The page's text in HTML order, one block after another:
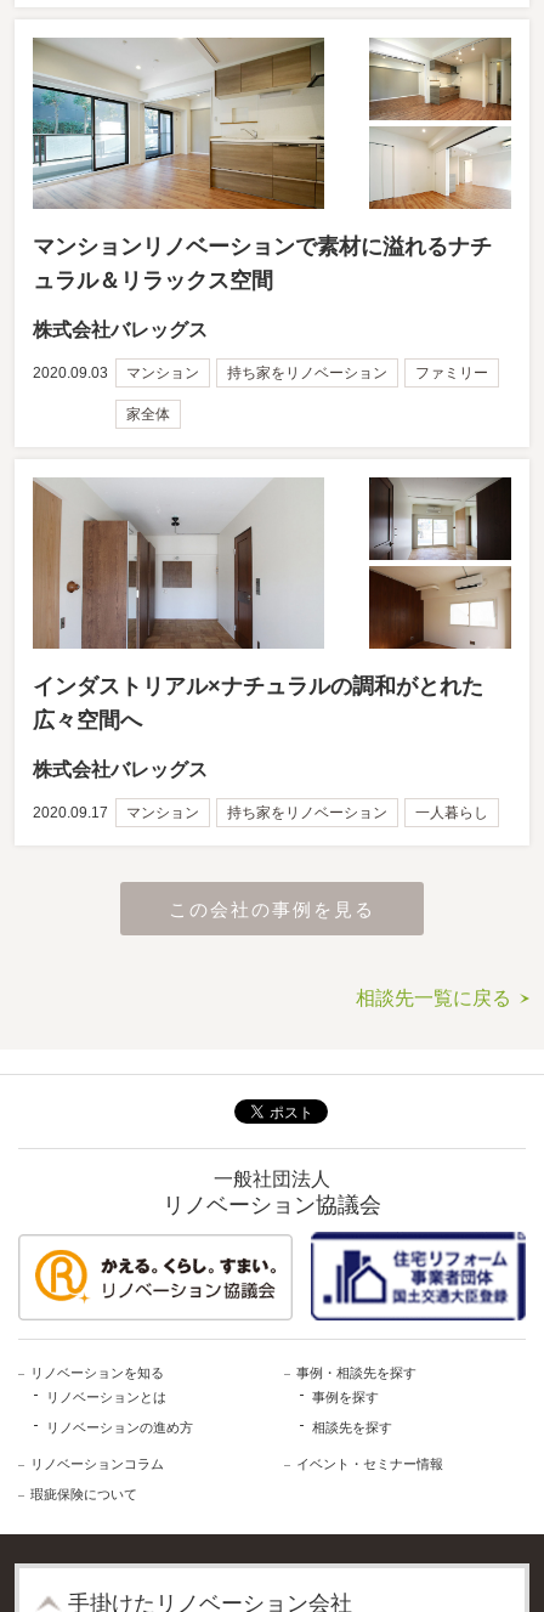
マンションリノベーションで素材に溢れるナチ
ュラル＆リラックス空間
株式会社バレッグス
2020.09.03 マンション 持ち家をリノベーション ファミリー
家全体
インダストリアル×ナチュラルの調和がとれた
広々空間へ
株式会社バレッグス
2020.09.17 マンション 持ち家をリノベーション 一人暮らし
この会社の事例を見る
相談先一覧に戻る
⼿掛けたリノベーション会社
一般社団法人
リノベーション協議会
リノベーションを知る
リノベーションとは
リノベーションの進め方
リノベーションコラム
瑕疵保険について
事例・相談先を探す
事例を探す
相談先を探す
イベント・セミナー情報